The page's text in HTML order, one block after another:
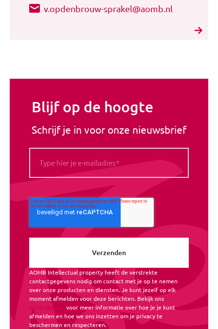
v.opdenbrouw-sprakel@aomb.nl
Blijf op de hoogte
Schrijf je in voor onze nieuwsbrief
AOMB Intellectual property heeft de verstrekte
contactgegevens nodig om contact met je op te nemen
over onze producten en diensten. Je kunt jezelf op elk
moment afmelden voor deze berichten. Bekijk ons
voor meer informatie over hoe je je kunt
afmelden en hoe we ons inzetten om je privacy te
beschermen en respecteren.